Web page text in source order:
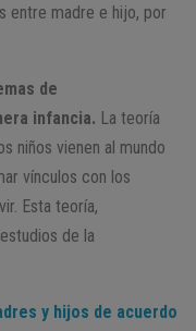
entre madre e hijo, por
de
infancia. La teoría
niños vienen al mundo
vínculos con los
Esta teoría,
de la
y hijos de acuerdo